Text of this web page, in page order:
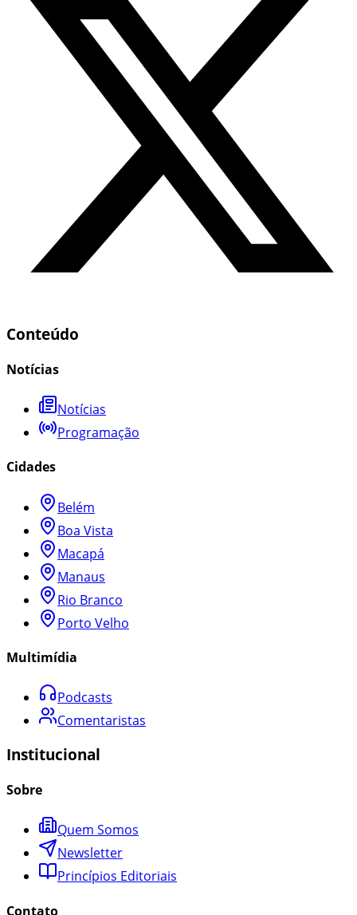
Conteúdo
Notícias
Notícias
Programação
Cidades
Belém
Boa Vista
Macapá
Manaus
Rio Branco
Porto Velho
Multimídia
Podcasts
Comentaristas
Institucional
Sobre
Quem Somos
Newsletter
Princípios Editoriais
Contato